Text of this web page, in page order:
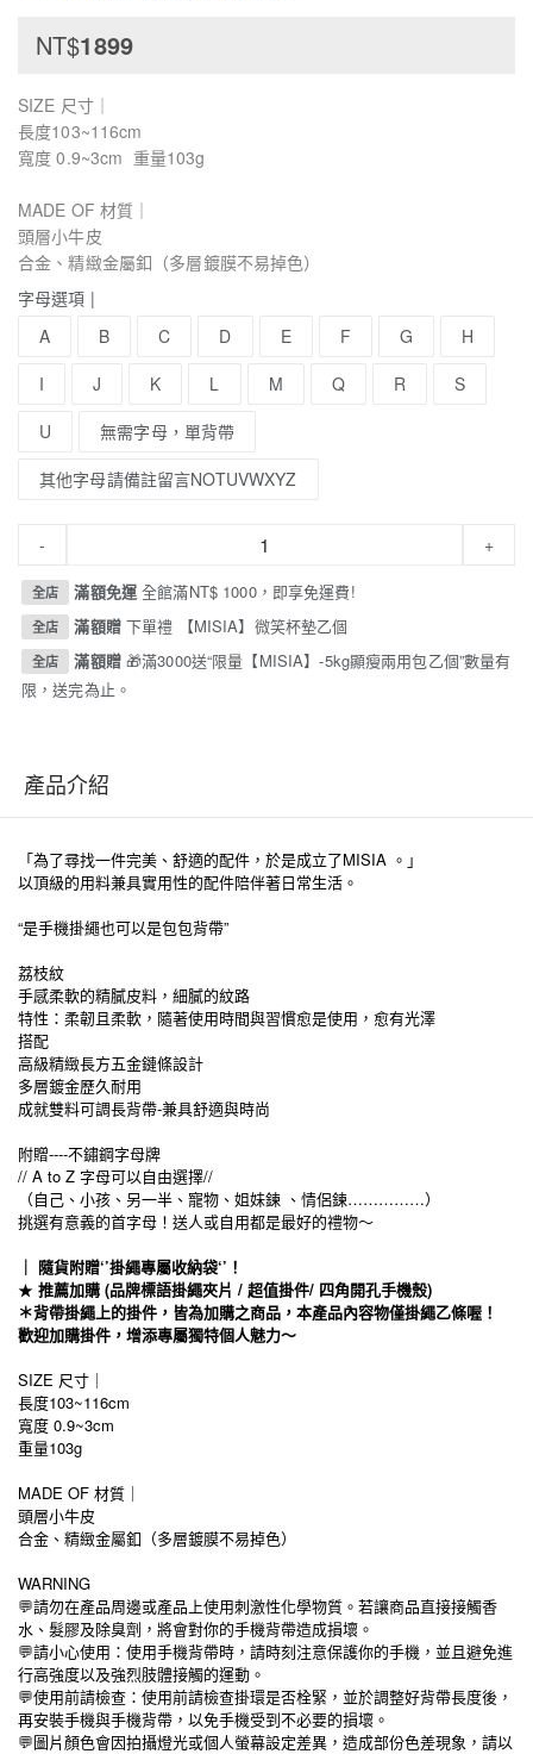
NT$1899
SIZE 尺寸｜
長度103~116cm
寬度 0.9~3cm 重量103g
MADE OF 材質｜
頭層小牛皮
合金、精緻金屬釦（多層鍍膜不易掉色）
字母選項 |
A
B C D E F G
H
I
J K L M Q R
S
U
無需字母，單背帶
其他字母請備註留言NOTUVWXYZ
- +
全店 滿額免運全館滿NT$ 1000，即享免運費!
全店 滿額贈 下單禮 【MISIA】微笑杯墊乙個
全店 滿額贈 🎁滿3000送“限量【MISIA】-5kg顯瘦兩用包乙個”數量有
限，送完為止。
產品介紹
「為了尋找一件完美、舒適的配件，於是成立了MISIA 。」
以頂級的用料兼具實用性的配件陪伴著日常生活。
“是手機掛繩也可以是包包背帶”
荔枝紋
手感柔軟的精膩皮料，細膩的紋路
特性：柔韌且柔軟，隨著使用時間與習慣愈是使用，愈有光澤
搭配
高級精緻長方五金鏈條設計
多層鍍金歷久耐用
成就雙料可調長背帶-兼具舒適與時尚
附贈----不鏽鋼字母牌
// A to Z 字母可以自由選擇//
（自己、小孩、另一半、寵物、姐妹鍊 、情侶鍊……………）
挑選有意義的首字母！送人或自用都是最好的禮物～
｜ 隨貨附贈‘’掛繩專屬收納袋‘’！
★ 推薦加購 (品牌標語掛繩夾片 / 超值掛件/ 四角開孔手機殼)
＊背帶掛繩上的掛件，皆為加購之商品，本產品內容物僅掛繩乙條喔！
歡迎加購掛件，增添專屬獨特個人魅力～
SIZE 尺寸｜
長度103~116cm
寬度 0.9~3cm
重量103g
MADE OF 材質｜
頭層小牛皮
合金、精緻金屬釦（多層鍍膜不易掉色）
WARNING
💬請勿在產品周邊或產品上使用刺激性化學物質。若讓商品直接接觸香
水、髮膠及除臭劑，將會對你的手機背帶造成損壞。
💬請小心使用：使用手機背帶時，請時刻注意保護你的手機，並且避免進
行高強度以及強烈肢體接觸的運動。
💬使用前請檢查：使用前請檢查掛環是否栓緊，並於調整好背帶長度後，
再安裝手機與手機背帶，以免手機受到不必要的損壞。
💬 圖片顏色會因拍攝燈光或個人螢幕設定差異，造成部份色差現象，請以